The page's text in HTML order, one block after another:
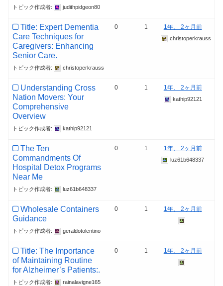
トピック作成者: judithpidgeon80
Title: Expert Dementia
Care Techniques for
Caregivers: Enhancing
Senior Care.
トピック作成者: christoperkrauss
0 1 1年、 2ヶ月前
christoperkrauss
Understanding Cross
Nation Movers: Your
Comprehensive
Overview
トピック作成者: kathip92121
0 1 1年、 2ヶ月前
kathip92121
The Ten
Commandments Of
Hospital Detox Programs
Near Me
トピック作成者: luz61b648337
0 1 1年、 2ヶ月前
luz61b648337
Wholesale Containers
Guidance
トピック作成者: geraldotolentino
0 1 1年、 2ヶ月前
Title: The Importance
of Maintaining Routine
for Alzheimer’s Patients:.
トピック作成者: rainalavigne165
0 1 1年、 2ヶ月前